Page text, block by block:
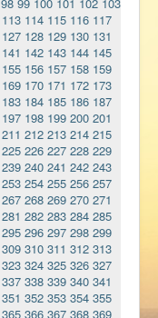
113 114 115 116 117
127 128 129 130 131
141 142 143 144 145
155 156 157 158 159
169 170 171 172 173
183 184 185 186 187
197 198 199 200 201
211 212 213 214 215
225 226 227 228 229
239 240 241 242 243
253 254 255 256 257
267 268 269 270 271
281 282 283 284 285
295 296 297 298 299
309 310 311 312 313
323 324 325 326 327
337 338 339 340 341
351 352 353 354 355
365 366 367 368 369